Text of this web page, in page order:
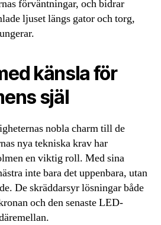
förväntningar, och bidrar
ljuset längs gator och torg,
känsla för
själ
nobla charm till de
nya tekniska krav har
en viktig roll. Med sina
inte bara det uppenbara, utan
De skräddarsyr lösningar både
och den senaste LED-